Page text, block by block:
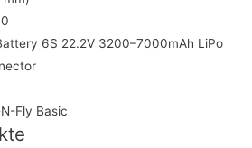
6S 22.2V 3200–7000mAh LiPo
Fly Basic